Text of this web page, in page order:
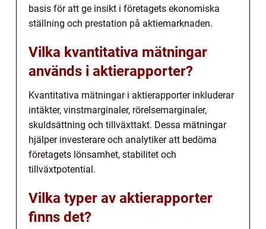
basis för att ge insikt i företagets ekonomiska
ställning och prestation på aktiemarknaden.
Vilka kvantitativa mätningar
används i aktierapporter?
Kvantitativa mätningar i aktierapporter inkluderar
intäkter, vinstmarginaler, rörelsemarginaler,
skuldsättning och tillväxttakt. Dessa mätningar
hjälper investerare och analytiker att bedöma
företagets lönsamhet, stabilitet och
tillväxtpotential.
Vilka typer av aktierapporter
finns det?